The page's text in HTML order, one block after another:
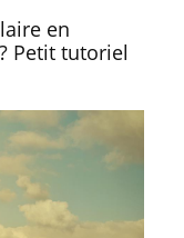
en
Petit tutoriel